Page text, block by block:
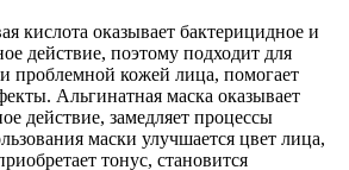
кислота оказывает бактерицидное и
действие, поэтому подходит для
проблемной кожей лица, помогает
Альгинатная маска оказывает
действие, замедляет процессы
маски улучшается цвет лица,
тонус, становится